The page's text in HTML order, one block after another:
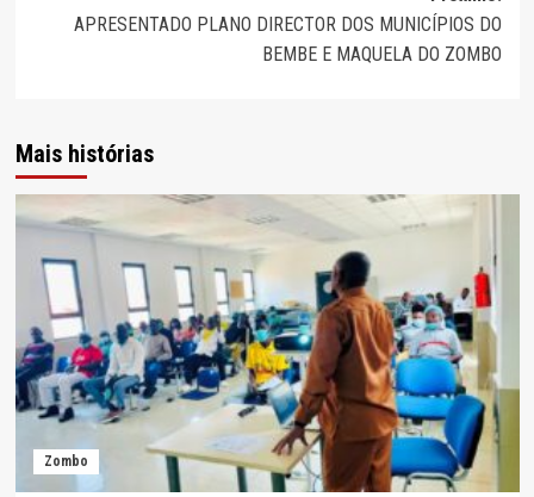
APRESENTADO PLANO DIRECTOR DOS MUNICÍPIOS DO
BEMBE E MAQUELA DO ZOMBO
Mais histórias
Zombo